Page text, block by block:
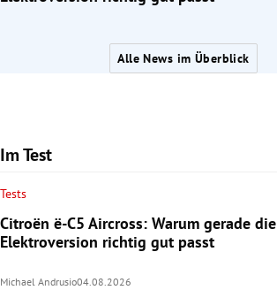
Alle News im Überblick
Im Test
Tests
Citroën ë-C5 Aircross: Warum gerade die
Elektroversion richtig gut passt
Michael Andrusio04.08.2026